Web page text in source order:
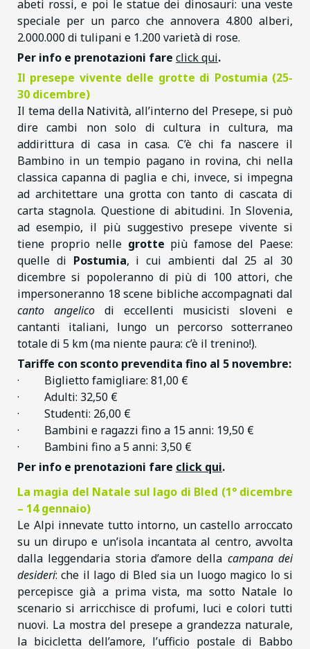
abeti rossi, e poi le statue dei dinosauri: una veste
speciale per un parco che annovera 4.800 alberi,
2.000.000 di tulipani e 1.200 varietà di rose.
Per info e prenotazioni fare click qui.
Il presepe vivente delle grotte di Postumia (25-
30 dicembre)
Il tema della Natività, all’interno del Presepe, si può
dire cambi non solo di cultura in cultura, ma
addirittura di casa in casa. C’è chi fa nascere il
Bambino in un tempio pagano in rovina, chi nella
classica capanna di paglia e chi, invece, si impegna
ad architettare una grotta con tanto di cascata di
carta stagnola. Questione di abitudini. In Slovenia,
ad esempio, il più suggestivo presepe vivente si
tiene proprio nelle grotte più famose del Paese:
quelle di Postumia, i cui ambienti dal 25 al 30
dicembre si popoleranno di più di 100 attori, che
impersoneranno 18 scene bibliche accompagnati dal
canto angelicodi eccellenti musicisti sloveni e
cantanti italiani, lungo un percorso sotterraneo
totale di 5 km (ma niente paura: c’è il trenino!).
Tariffe con sconto prevendita fino al 5 novembre:
· Biglietto famigliare: 81,00 €
· Adulti: 32,50 €
· Studenti: 26,00 €
· Bambini e ragazzi fino a 15 anni: 19,50 €
· Bambini fino a 5 anni: 3,50 €
Per info e prenotazioni fare click qui.
La magia del Natale sul lago di Bled (1° dicembre
– 14 gennaio)
Le Alpi innevate tutto intorno, un castello arroccato
su un dirupo e un’isola incantata al centro, avvolta
dalla leggendaria storia d’amore della campana dei
desideri: che il lago di Bled sia un luogo magico lo si
percepisce già a prima vista, ma sotto Natale lo
scenario si arricchisce di profumi, luci e colori tutti
nuovi. La mostra del presepe a grandezza naturale,
la bicicletta dell’amore, l’ufficio postale di Babbo